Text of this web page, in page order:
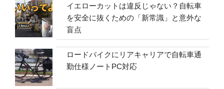
イエローカットは違反じゃない？自転車
を安全に抜くための「新常識」と意外な
盲点
ロードバイクにリアキャリアで自転車通
勤仕様ノートPC対応